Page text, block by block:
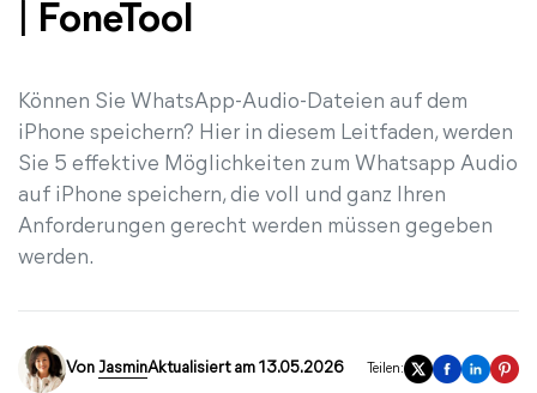
| FoneTool
Können Sie WhatsApp-Audio-Dateien auf dem
iPhone speichern? Hier in diesem Leitfaden, werden
Sie 5 effektive Möglichkeiten zum Whatsapp Audio
auf iPhone speichern, die voll und ganz Ihren
Anforderungen gerecht werden müssen gegeben
werden.
Von JasminAktualisiert am 13.05.2026 Teilen: